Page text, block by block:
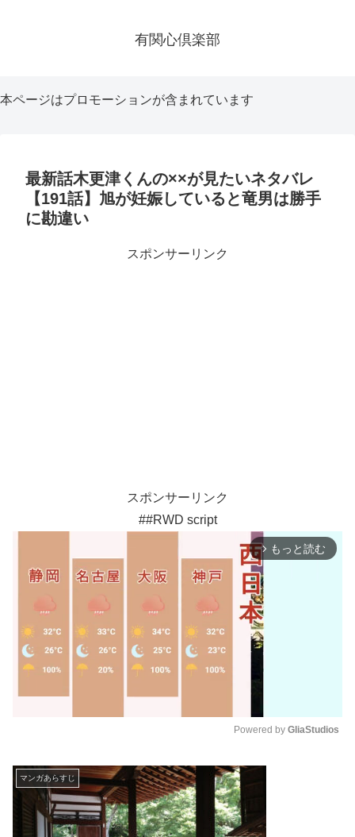
有関心倶楽部
本ページはプロモーションが含まれています
最新話木更津くんの××が見たいネタバレ
【191話】旭が妊娠していると竜男は勝手
に勘違い
スポンサーリンク
スポンサーリンク
##RWD script
arrow_forward_ios もっと読む
Powered by GliaStudios
マンガあらすじ